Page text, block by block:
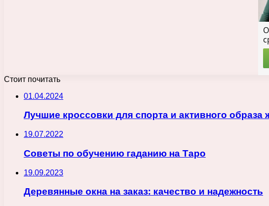
Стоит почитать
01.04.2024
Лучшие кроссовки для спорта и активного образа
19.07.2022
Советы по обучению гаданию на Таро
19.09.2023
Деревянные окна на заказ: качество и надежность